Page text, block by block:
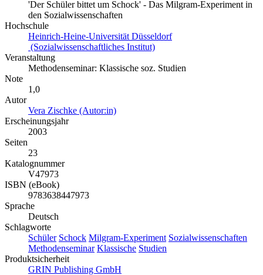
'Der Schüler bittet um Schock' - Das Milgram-Experiment in
den Sozialwissenschaften
Hochschule
Heinrich-Heine-Universität Düsseldorf
(Sozialwissenschaftliches Institut)
Veranstaltung
Methodenseminar: Klassische soz. Studien
Note
1,0
Autor
Vera Zischke (Autor:in)
Erscheinungsjahr
2003
Seiten
23
Katalognummer
V47973
ISBN (eBook)
9783638447973
Sprache
Deutsch
Schlagworte
Schüler Schock Milgram-Experiment Sozialwissenschaften
Methodenseminar Klassische Studien
Produktsicherheit
GRIN Publishing GmbH